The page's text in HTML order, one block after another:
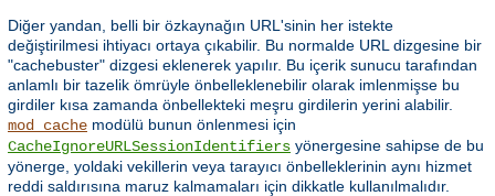
Diğer yandan, belli bir özkaynağın URL'sinin her istekte
değiştirilmesi ihtiyacı ortaya çıkabilir. Bu normalde URL dizgesine bir
"cachebuster" dizgesi eklenerek yapılır. Bu içerik sunucu tarafından
anlamlı bir tazelik ömrüyle önbelleklenebilir olarak imlenmişse bu
girdiler kısa zamanda önbellekteki meşru girdilerin yerini alabilir.
mod_cache modülü bunun önlenmesi için
CacheIgnoreURLSessionIdentifiers yönergesine sahipse de bu
yönerge, yoldaki vekillerin veya tarayıcı önbelleklerinin aynı hizmet
reddi saldırısına maruz kalmamaları için dikkatle kullanılmalıdır.